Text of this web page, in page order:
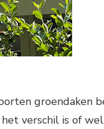
groendaken
verschil is of